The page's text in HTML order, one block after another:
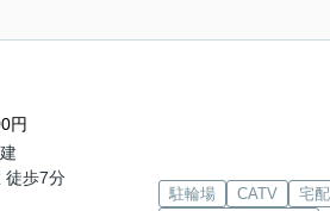
円
徒歩7分
駐輪場 CATV
宅